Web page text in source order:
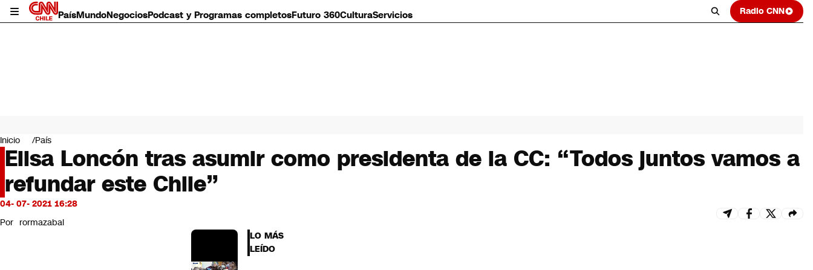
PaísMundoNegociosPodcast y Programas completosFuturo 360CulturaServicios Radio CNN
Mundo
Negocios
Deportes
Programas completos
Cultura
Servicios
CNN Data
Inicio País
Elisa Loncón tras asumir como presidenta de la CC: “Todos juntos vamos a
refundar este Chile”
04- 07- 2021 16:28
Por rormazabal
LO MÁS
LEÍDO